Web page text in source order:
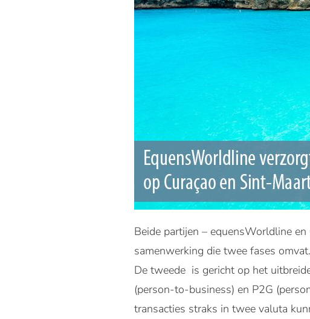
Beide partijen – equensWorldline
samenwerking die twee fases
De tweede is gericht op het
(person-to-business) en P2G
transacties straks in twee valuta